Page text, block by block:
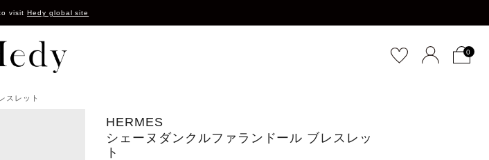
visit Hedy global site
0
スレット
HERMES
シェーヌダンクルファランドール ブレスレッ
ト